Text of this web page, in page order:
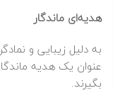
هدیه‌ای ماندگار
به دلیل زیبایی و
عنوان یک هدیه
بگیرند.